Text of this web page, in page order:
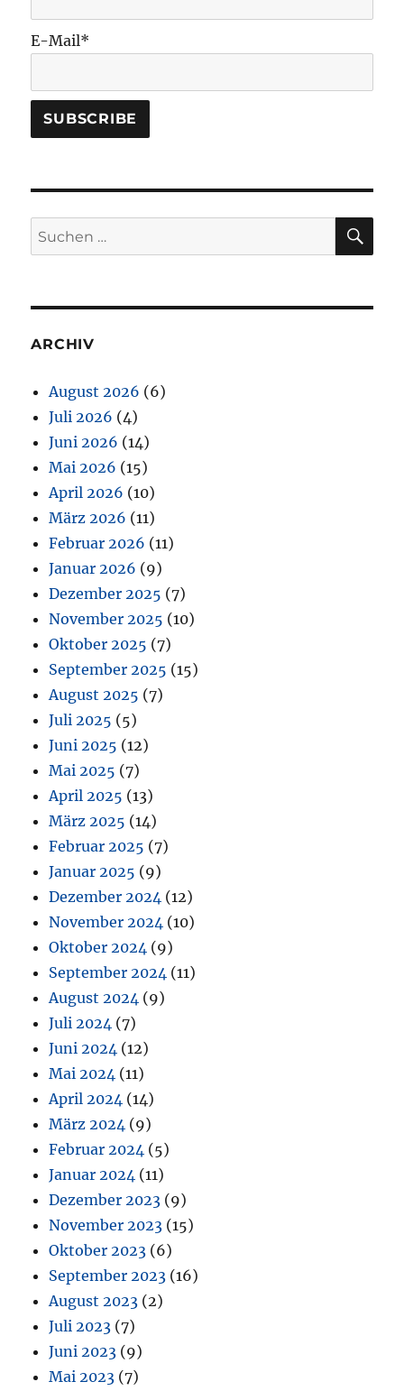
E-Mail*
Suchen
nach:
ARCHIV
August 2026 (6)
Juli 2026 (4)
Juni 2026 (14)
Mai 2026 (15)
April 2026 (10)
März 2026 (11)
Februar 2026 (11)
Januar 2026 (9)
Dezember 2025 (7)
November 2025 (10)
Oktober 2025 (7)
September 2025 (15)
August 2025 (7)
Juli 2025 (5)
Juni 2025 (12)
Mai 2025 (7)
April 2025 (13)
März 2025 (14)
Februar 2025 (7)
Januar 2025 (9)
Dezember 2024 (12)
November 2024 (10)
Oktober 2024 (9)
September 2024 (11)
August 2024 (9)
Juli 2024 (7)
Juni 2024 (12)
Mai 2024 (11)
April 2024 (14)
März 2024 (9)
Februar 2024 (5)
Januar 2024 (11)
Dezember 2023 (9)
November 2023 (15)
Oktober 2023 (6)
September 2023 (16)
August 2023 (2)
Juli 2023 (7)
Juni 2023 (9)
Mai 2023 (7)